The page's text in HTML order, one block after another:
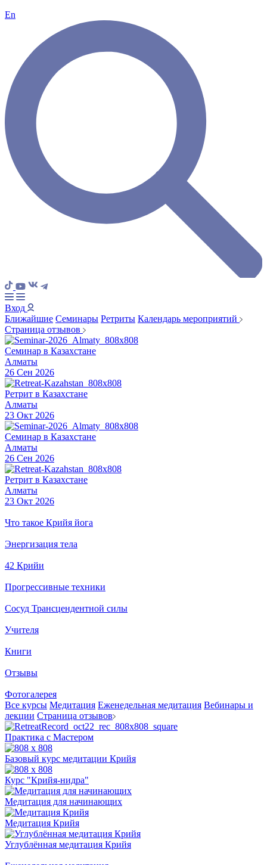
En
Вход
Ближайшие Семинары Ретриты Календарь мероприятий
Страница отзывов
Семинар в Казахстане
Алматы
26 Сен 2026
Ретрит в Казахстане
Алматы
23 Окт 2026
Семинар в Казахстане
Алматы
26 Сен 2026
Ретрит в Казахстане
Алматы
23 Окт 2026
Что такое Крийя йога
Энергизация тела
42 Крийи
Прогрессивные техники
Сосуд Трансцендентной силы
Учителя
Книги
Отзывы
Фотогалерея
Все курсы Медитация Еженедельная медитация Вебинары и
лекции Страница отзывов
Практика с Мастером
Базовый курс медитации Крийя
Курс "Крийя-нидра"
Медитация для начинающих
Медитация Крийя
Углублённая медитация Крийя